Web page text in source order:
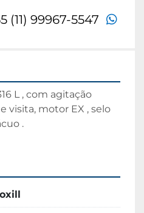
(11) 99967-5547
L , com agitação
visita, motor EX , selo
.